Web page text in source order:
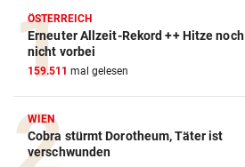
ÖSTERREICH
Erneuter Allzeit-Rekord ++ Hitze noch
nicht vorbei
159.511 mal gelesen
WIEN
Cobra stürmt Dorotheum, Täter ist
verschwunden